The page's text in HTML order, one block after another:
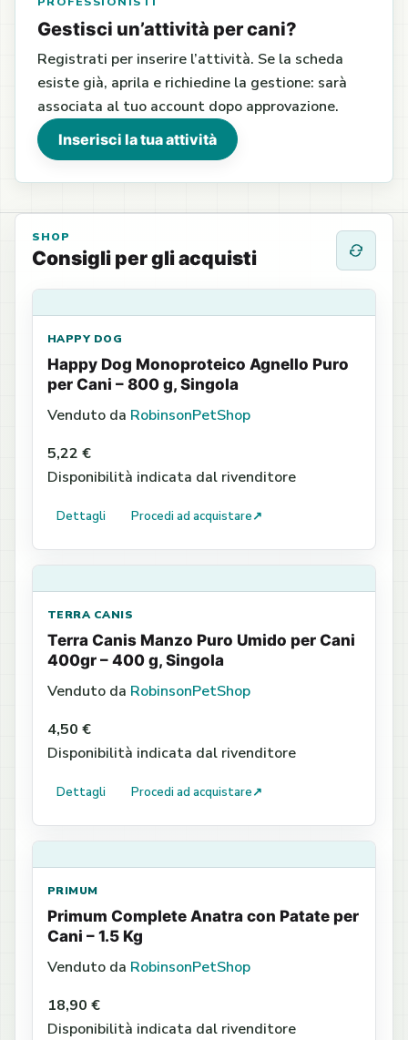
Gestisci un’attività per cani?
Registrati per inserire l’attività. Se la scheda
esiste già, aprila e richiedine la gestione: sarà
associata al tuo account dopo approvazione.
Inserisci la tua attività
SHOP
Consigli per gli acquisti
HAPPY DOG
Happy Dog Monoproteico Agnello Puro
per Cani – 800 g, Singola
Venduto da RobinsonPetShop
5,22 €
Disponibilità indicata dal rivenditore
Dettagli Procedi ad acquistare↗
TERRA CANIS
Terra Canis Manzo Puro Umido per Cani
400gr – 400 g, Singola
Venduto da RobinsonPetShop
4,50 €
Disponibilità indicata dal rivenditore
Dettagli Procedi ad acquistare↗
PRIMUM
Primum Complete Anatra con Patate per
Cani – 1.5 Kg
Venduto da RobinsonPetShop
18,90 €
Disponibilità indicata dal rivenditore